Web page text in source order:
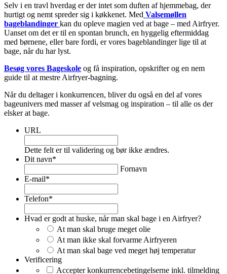
Selv i en travl hverdag er der intet som duften af hjemmebag, der
hurtigt og nemt spreder sig i køkkenet. Med Valsemøllen
bageblandinger kan du opleve magien ved at bage – med Airfryer.
Uanset om det er til en spontan brunch, en hyggelig eftermiddag
med børnene, eller bare fordi, er vores bageblandinger lige til at
bage, når du har lyst.
Besøg vores Bageskole og få inspiration, opskrifter og en nem
guide til at mestre Airfryer-bagning.
Når du deltager i konkurrencen, bliver du også en del af vores
bageunivers med masser af velsmag og inspiration – til alle os der
elsker at bage.
URL
Dette felt er til validering og bør ikke ændres.
Dit navn*
Fornavn
E-mail*
Telefon*
Hvad er godt at huske, når man skal bage i en Airfryer?
At man skal bruge meget olie
At man ikke skal forvarme Airfryeren
At man skal bage ved meget høj temperatur
Verificering
Accepter konkurrencebetingelserne inkl. tilmelding